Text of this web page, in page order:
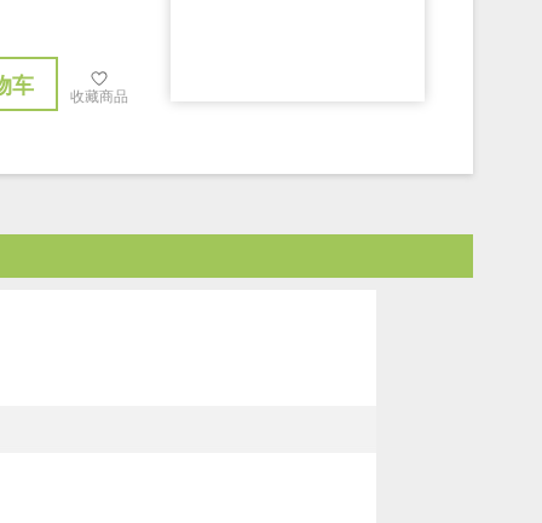
车 收藏商品